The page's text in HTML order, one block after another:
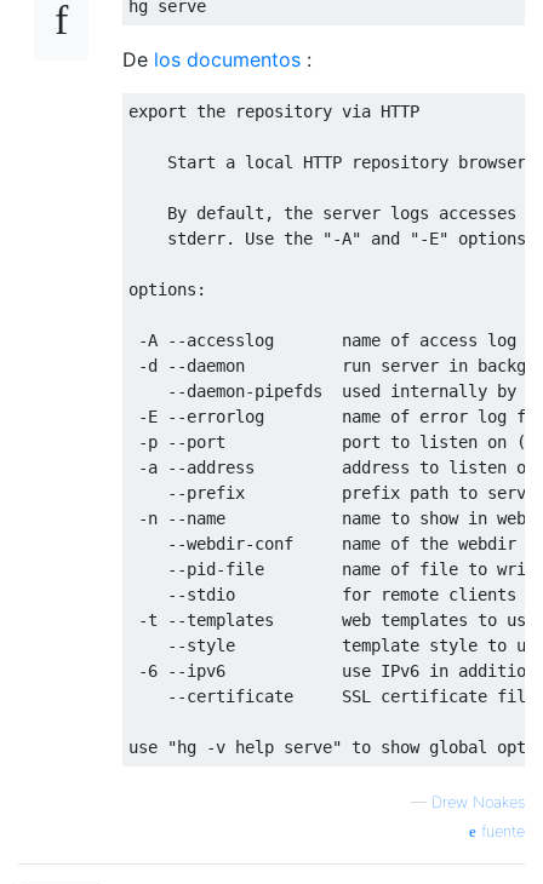
De los documentos :
export the repository via HTTP
Start a local HTTP repository browser
By default, the server logs accesses
stderr. Use the "-A" and "-E" options
options:
-A --accesslog       name of access log
-d --daemon          run server in
--daemon-pipefds  used internally by
-E --errorlog        name of error log
-p --port            port to listen on
-a --address         address to listen
--prefix          prefix path to
-n --name            name to show in web
--webdir-conf     name of the webdir
--pid-file        name of file to
    --stdio           for remote clients
-t --templates       web templates to use
--style           template style to
-6 --ipv6            use IPv6 in addition
    --certificate     SSL certificate file
— Drew Noakes
fuente